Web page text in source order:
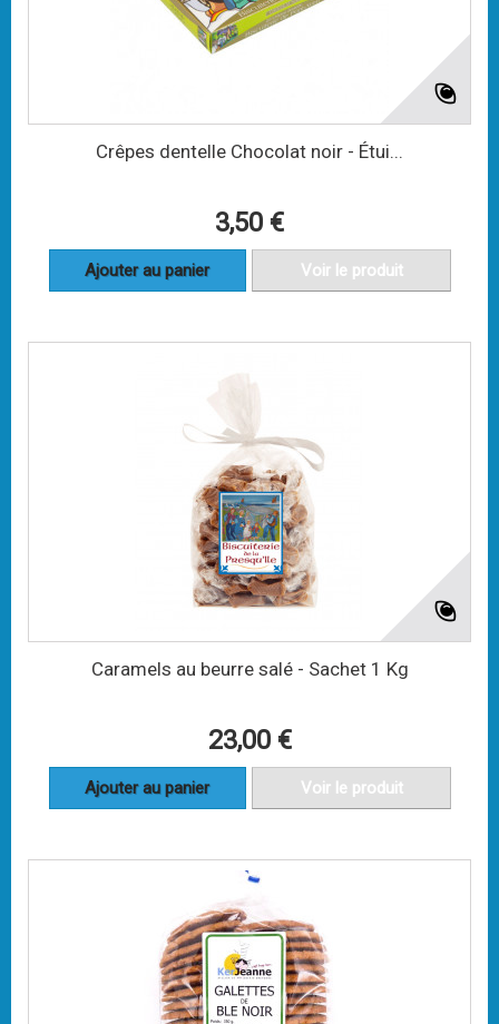
Crêpes dentelle Chocolat noir - Étui...
3,50 €
Ajouter au panier Voir le produit
Caramels au beurre salé - Sachet 1 Kg
23,00 €
Ajouter au panier Voir le produit